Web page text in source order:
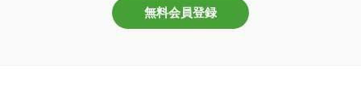
無料会員登録